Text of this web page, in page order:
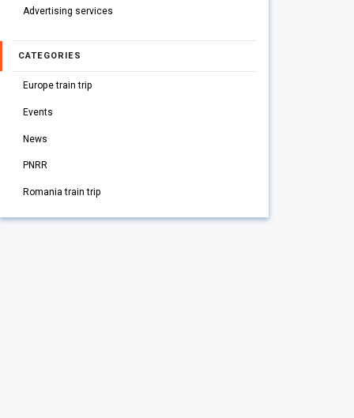
Advertising services
CATEGORIES
Europe train trip
Events
News
PNRR
Romania train trip